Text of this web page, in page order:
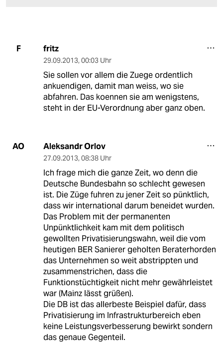
F fritz
29.09.2013, 00:03 Uhr
Sie sollen vor allem die Zuege ordentlich
ankuendigen, damit man weiss, wo sie
abfahren. Das koennen sie am wenigstens,
steht in der EU-Verordnung aber ganz oben.
AO Aleksandr Orlov
27.09.2013, 08:38 Uhr
Ich frage mich die ganze Zeit, wo denn die
Deutsche Bundesbahn so schlecht gewesen
ist. Die Züge fuhren zu jener Zeit so pünktlich,
dass wir international darum beneidet wurden.
Das Problem mit der permanenten
Unpünktlichkeit kam mit dem politisch
gewollten Privatisierungswahn, weil die vom
heutigen BER Sanierer geholten Beraterhorden
das Unternehmen so weit abstrippten und
zusammenstrichen, dass die
Funktionstüchtigkeit nicht mehr gewährleistet
war (Mainz lässt grüßen).
Die DB ist das allerbeste Beispiel dafür, dass
Privatisierung im Infrastrukturbereich eben
keine Leistungsverbesserung bewirkt sondern
das genaue Gegenteil.